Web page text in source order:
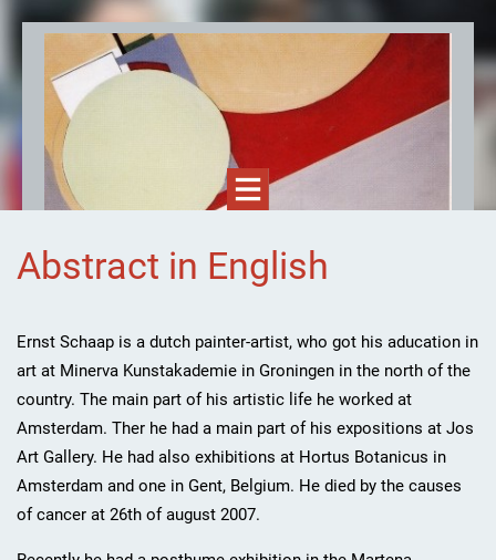
Abstract in English
Ernst Schaap is a dutch painter-artist, who got his aducation in
art at Minerva Kunstakademie in Groningen in the north of the
country. The main part of his artistic life he worked at
Amsterdam. Ther he had a main part of his expositions at Jos
Art Gallery. He had also exhibitions at Hortus Botanicus in
Amsterdam and one in Gent, Belgium. He died by the causes
of cancer at 26th of august 2007.